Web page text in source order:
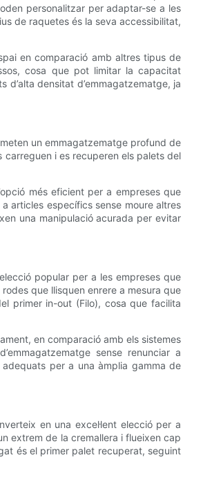
personalitzar per adaptar-se a les
de raquetes és la seva accessibilitat,
en comparació amb altres tipus de
cosa que pot limitar la capacitat
densitat d’emmagatzematge, ja
un emmagatzematge profund de
carreguen i es recuperen els palets del
més eficient per a empreses que
articles específics sense moure altres
una manipulació acurada per evitar
popular per a les empreses que
que llisquen enrere a mesura que
primer in-out (Filo), cosa que facilita
en comparació amb els sistemes
sense renunciar a
per a una àmplia gamma de
en una excel·lent elecció per a
extrem de la cremallera i flueixen cap
és el primer palet recuperat, seguint